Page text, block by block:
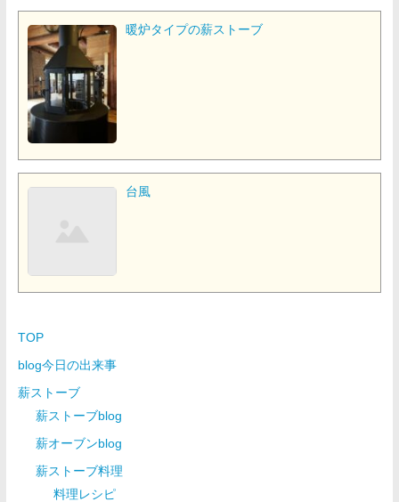
暖炉タイプの薪ストーブ
台風
TOP
blog今日の出来事
薪ストーブ
薪ストーブblog
薪オーブンblog
薪ストーブ料理
料理レシピ